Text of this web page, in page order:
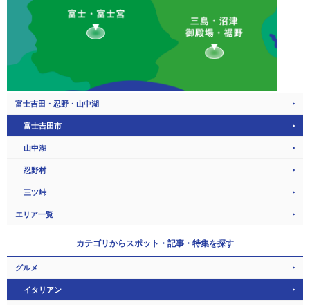
富士吉田・忍野・山中湖
富士吉田市
山中湖
忍野村
三ツ峠
エリア一覧
カテゴリからスポット・記事・特集を探す
グルメ
イタリアン